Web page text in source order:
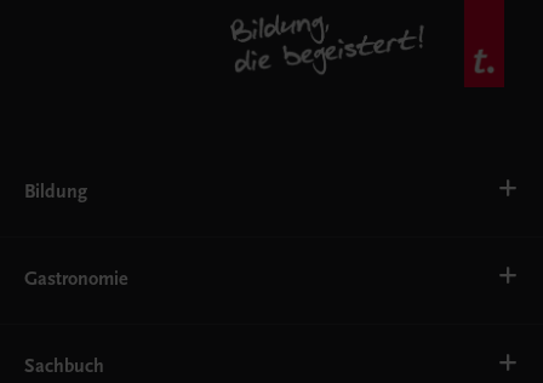
Bildung
AHS
EWF/ZWF
FW
Gastronomie
Getränke
Sachbuch